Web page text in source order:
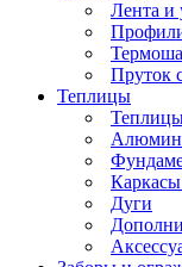
Лента и
Пруток
Теплицы
Дуги